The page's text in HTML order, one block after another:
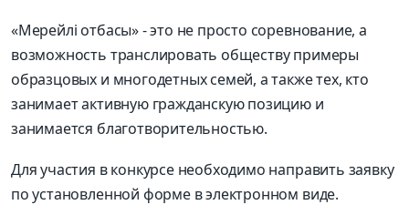
«Мерейлі отбасы» - это не просто соревнование, а
возможность транслировать обществу примеры
образцовых и многодетных семей, а также тех, кто
занимает активную гражданскую позицию и
занимается благотворительностью.
Для участия в конкурсе необходимо направить заявку
по установленной форме в электронном виде.